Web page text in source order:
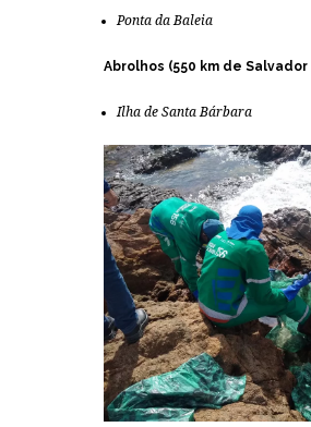
Ponta da Baleia
Abrolhos (550 km de
Ilha de Santa Bárbara